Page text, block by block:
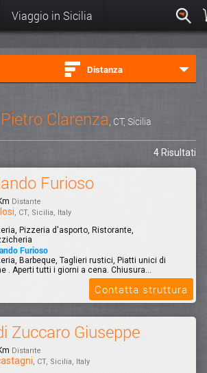
Viaggio in Sicilia
Distanza
Clarenza , CT, Sicilia
4 Risultati
Furioso
Distante
, CT, Sicilia, Italy
Pizzeria d'asporto, Ristorante,
Furioso
Barbeque, Taglieri rustici, Piatti unici di
. Aperti tutti i giorni a cena. Chiusura...
Contatta struttura
Zuccaro Giuseppe
Distante
, CT, Sicilia, Italy